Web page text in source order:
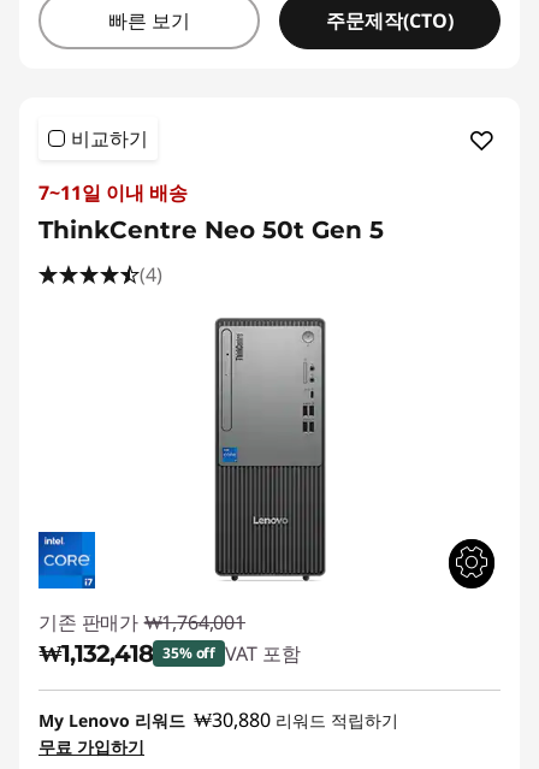
빠른 보기 주문제작(CTO)
비교하기
7~11일 이내 배송
ThinkCentre Neo 50t Gen 5
(4)
기존 판매가 ₩1,764,001
₩1,132,418 35% off VAT 포함
즉시 할인: :-₩631,583
My Lenovo 리워드 ₩30,880 리워드 적립하기
무료 가입하기